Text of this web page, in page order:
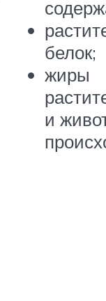
белок;
жиры
и